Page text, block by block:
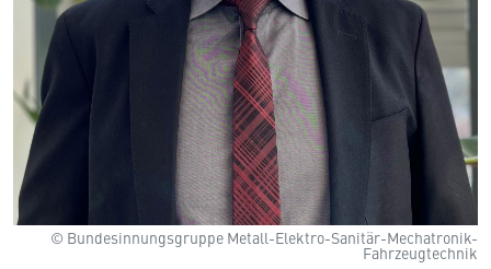
© Bundesinnungsgruppe Metall-Elektro-Sanitär-Mechatronik-
Fahrzeugtechnik